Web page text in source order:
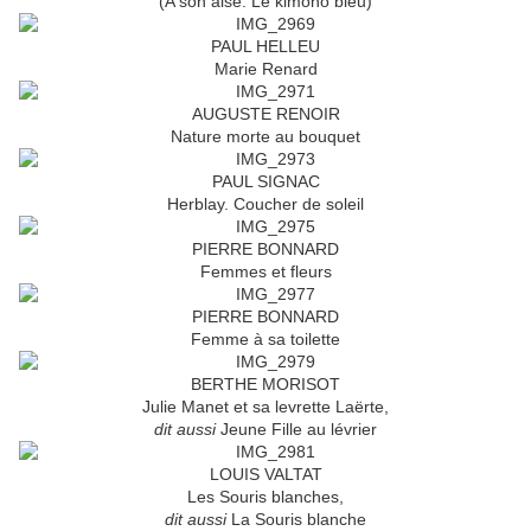
PAUL HELLEU
Marie Renard
AUGUSTE RENOIR
Nature morte au bouquet
PAUL SIGNAC
Herblay. Coucher de soleil
PIERRE BONNARD
Femmes et fleurs
PIERRE BONNARD
Femme à sa toilette
BERTHE MORISOT
Julie Manet et sa levrette Laërte,
dit aussiJeune Fille au lévrier
LOUIS VALTAT
Les Souris blanches,
dit aussiLa Souris blanche